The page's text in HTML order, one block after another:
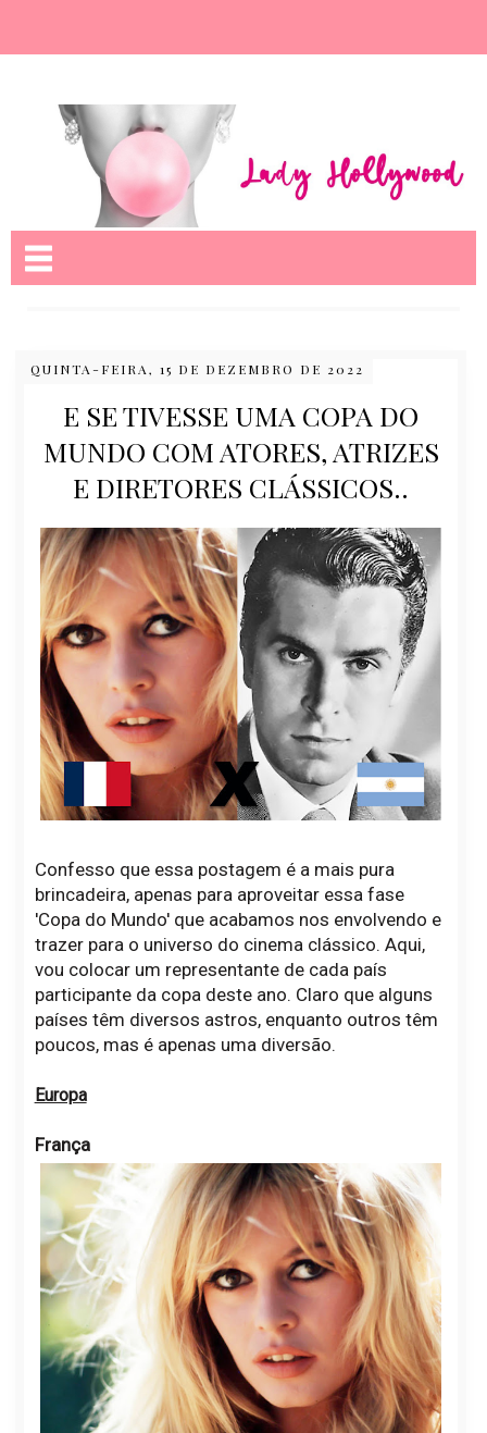
QUINTA-FEIRA, 15 DE DEZEMBRO DE 2022
E SE TIVESSE UMA COPA DO
MUNDO COM ATORES, ATRIZES
E DIRETORES CLÁSSICOS..
Confesso que essa postagem é a mais pura
brincadeira, apenas para aproveitar essa fase
'Copa do Mundo' que acabamos nos envolvendo e
trazer para o universo do cinema clássico. Aqui,
vou colocar um representante de cada país
participante da copa deste ano. Claro que alguns
países têm diversos astros, enquanto outros têm
poucos, mas é apenas uma diversão.
Europa
França